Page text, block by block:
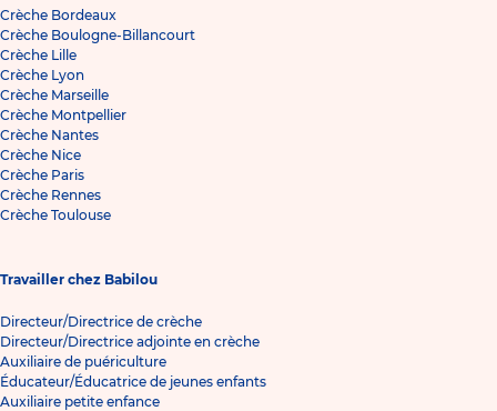
Crèche Bordeaux
Crèche Boulogne-Billancourt
Crèche Lille
Crèche Lyon
Crèche Marseille
Crèche Montpellier
Crèche Nantes
Crèche Nice
Crèche Paris
Crèche Rennes
Crèche Toulouse
Travailler chez Babilou
Directeur/Directrice de crèche
Directeur/Directrice adjointe en crèche
Auxiliaire de puériculture
Éducateur/Éducatrice de jeunes enfants
Auxiliaire petite enfance